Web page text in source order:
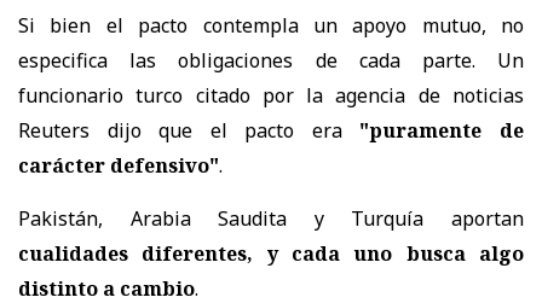
Si bien el pacto contempla un apoyo mutuo, no
especifica las obligaciones de cada parte. Un
funcionario turco citado por la agencia de noticias
Reuters dijo que el pacto era "puramente de
carácter defensivo".
Pakistán, Arabia Saudita y Turquía aportan
cualidades diferentes, y cada uno busca algo
distinto a cambio.